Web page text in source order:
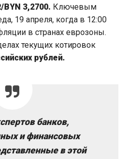
BYN 3,2700. Ключевым
19 апреля, когда в 12:00
в странах еврозоны.
текущих котировок
рублей.
банков,
и финансовых
в этой